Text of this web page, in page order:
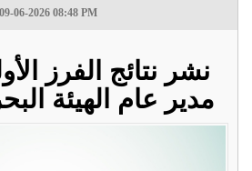
09-06-2026 08:48 PM
نشر نتائج الفرز
مدير عام الهيئة